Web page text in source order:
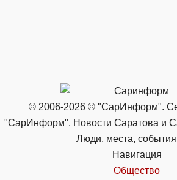
© 2006-2026 © "СарИнформ".
"СарИнформ". Новости Саратова и
Люди, места,
Навигация
Общество